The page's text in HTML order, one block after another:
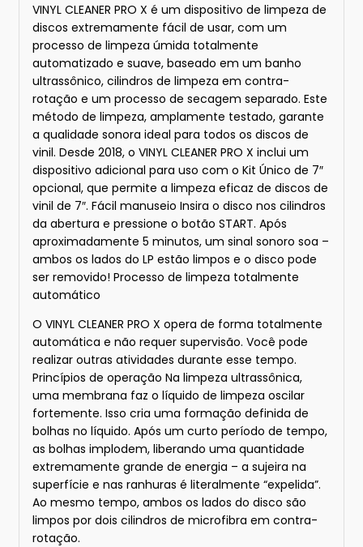
VINYL CLEANER PRO X é um dispositivo de limpeza de
discos extremamente fácil de usar, com um
processo de limpeza úmida totalmente
automatizado e suave, baseado em um banho
ultrassônico, cilindros de limpeza em contra-
rotação e um processo de secagem separado. Este
método de limpeza, amplamente testado, garante
a qualidade sonora ideal para todos os discos de
vinil. Desde 2018, o VINYL CLEANER PRO X inclui um
dispositivo adicional para uso com o Kit Único de 7″
opcional, que permite a limpeza eficaz de discos de
vinil de 7″. Fácil manuseio Insira o disco nos cilindros
da abertura e pressione o botão START. Após
aproximadamente 5 minutos, um sinal sonoro soa –
ambos os lados do LP estão limpos e o disco pode
ser removido! Processo de limpeza totalmente
automático
O VINYL CLEANER PRO X opera de forma totalmente
automática e não requer supervisão. Você pode
realizar outras atividades durante esse tempo.
Princípios de operação Na limpeza ultrassônica,
uma membrana faz o líquido de limpeza oscilar
fortemente. Isso cria uma formação definida de
bolhas no líquido. Após um curto período de tempo,
as bolhas implodem, liberando uma quantidade
extremamente grande de energia – a sujeira na
superfície e nas ranhuras é literalmente “expelida”.
Ao mesmo tempo, ambos os lados do disco são
limpos por dois cilindros de microfibra em contra-
rotação.